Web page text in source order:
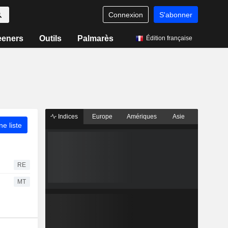
Connexion S'abonner
Outils Palmarès Édition française
liste
RE
MT
Indices Europe Amériques Asie